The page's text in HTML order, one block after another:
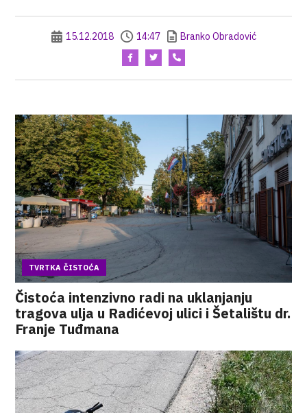
15.12.2018 14:47 Branko Obradović
TVRTKA ČISTOĆA
Čistoća intenzivno radi na uklanjanju
tragova ulja u Radićevoj ulici i Šetalištu dr.
Franje Tuđmana